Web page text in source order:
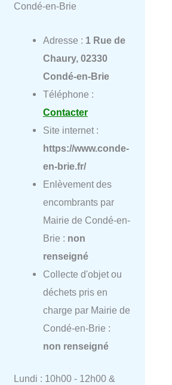
Condé-en-Brie
Adresse : 1 Rue de
Chaury, 02330
Condé-en-Brie
Téléphone :
Contacter
Site internet :
https://www.conde-
en-brie.fr/
Enlèvement des
encombrants par
Mairie de Condé-en-
Brie : non
renseigné
Collecte d'objet ou
déchets pris en
charge par Mairie de
Condé-en-Brie :
non renseigné
Lundi : 10h00 - 12h00 &